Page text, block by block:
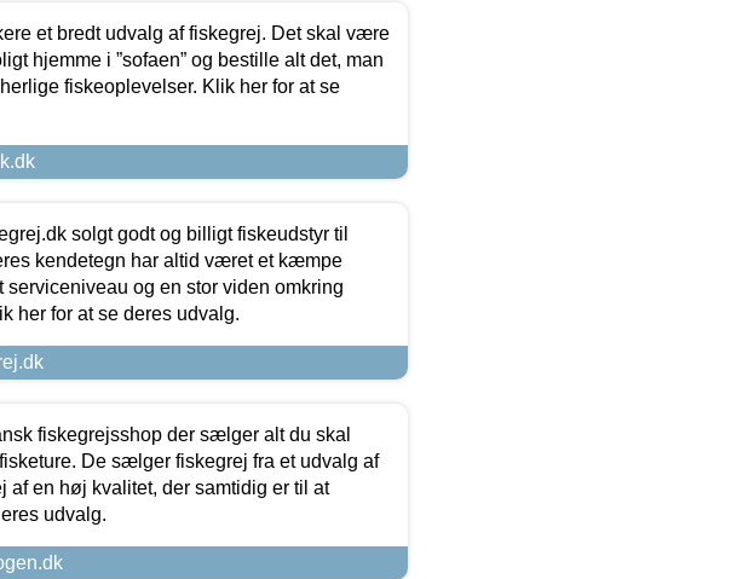
et bredt udvalg af fiskegrej. Det skal være
hjemme i ”sofaen” og bestille alt det, man
fiskeoplevelser. Klik her for at se
solgt godt og billigt fiskeudstyr til
kendetegn har altid været et kæmpe
serviceniveau og en stor viden omkring
her for at se deres udvalg.
fiskegrejsshop der sælger alt du skal
De sælger fiskegrej fra et udvalg af
af en høj kvalitet, der samtidig er til at
udvalg.